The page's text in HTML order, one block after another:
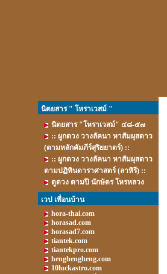
นิตยสาร " โหราเวสม์ "
นิตยสาร "โหราเวสม์" ๔๘-๕๗
:: ผูกดวง วางลัคนา หาสัมผุสดาว
(ตามหลักคัมภีร์สุริยยาตร์) ::
:: ผูกดวง วางลัคนา หาสัมผุสดาว
ตามปฏิทินดาราศาสตร์ (ลาหิรี) ::
ดูดวง ตามปี นักษัตร โหรหลวง
เวป เพื่อนบ้าน
hora-thai.com
horasad.com
horasad7.com
tiantek.com
tiantekpro.com
henghengheng.com
10luckastro.com